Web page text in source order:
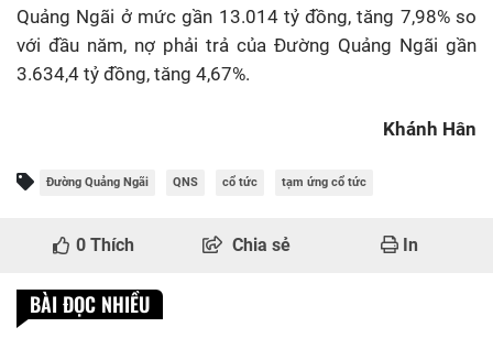
Quảng Ngãi ở mức gần 13.014 tỷ đồng, tăng 7,98% so
với đầu năm, nợ phải trả của Đường Quảng Ngãi gần
3.634,4 tỷ đồng, tăng 4,67%.
Khánh Hân
Đường Quảng Ngãi QNS cổ tức tạm ứng cổ tức
0 Thích Chia sẻ In
BÀI ĐỌC NHIỀU